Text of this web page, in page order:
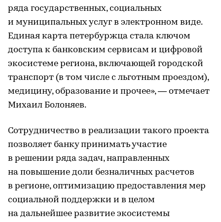
ряда государственных, социальных
и муниципальных услуг в электронном виде.
Единая карта петербуржца стала ключом
доступа к банковским сервисам и цифровой
экосистеме региона, включающей городской
транспорт (в том числе с льготным проездом),
медицину, образование и прочее», — отмечает
Михаил Болоняев.
Сотрудничество в реализации такого проекта
позволяет банку принимать участие
в решении ряда задач, направленных
на повышение доли безналичных расчетов
в регионе, оптимизацию предоставления мер
социальной поддержки и в целом
на дальнейшее развитие экосистемы